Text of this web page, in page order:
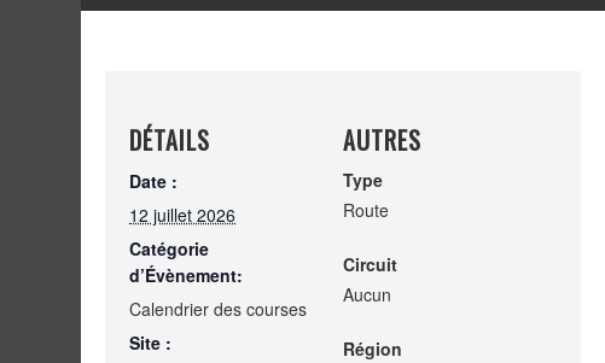
DÉTAILS
Date :
12 juillet 2026
Catégorie
d’Évènement:
Calendrier des courses
Site :
AUTRES
Type
Route
Circuit
Aucun
Région